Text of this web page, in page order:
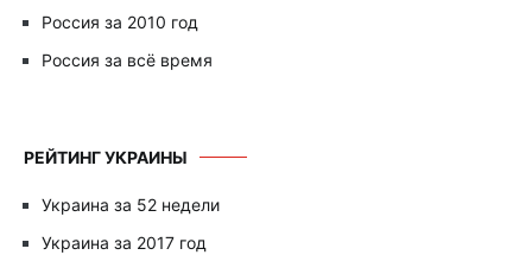
Россия за 2010 год
Россия за всё время
РЕЙТИНГ УКРАИНЫ
Украина за 52 недели
Украина за 2017 год